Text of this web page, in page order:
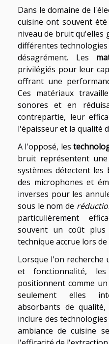
Dans le domaine de
cuisine ont souvent
niveau de bruit qu'elles
différentes
désagrément. Les
privilégiés pour leur
offrant une
Ces matériaux
sonores et en
contrepartie, leur
l'épaisseur et la qualité
A l'opposé, les
bruit représentent une
systèmes détectent les
des microphones et
inverses pour les
sous le nom de
particulièrement
souvent un coût plus
technique accrue lors
Lorsque l'on recherche
et fonctionnalité, les
positionnent comme
seulement elles
absorbants de
inclure des
ambiance de cuisine